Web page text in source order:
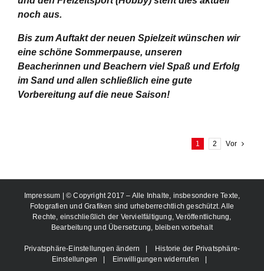
noch aus.
Bis zum Auftakt der neuen Spielzeit wünschen wir
eine schöne Sommerpause, unseren
Beacherinnen und Beachern viel Spaß und Erfolg
im Sand und allen schließlich eine gute
Vorbereitung auf die neue Saison!
1 2 Vor
Impressum
| © Copyright 2017 – Alle Inhalte, insbesondere Texte,
Fotografien und Grafiken sind urheberrechtlich geschützt. Alle
Rechte, einschließlich der Vervielfältigung, Veröffentlichung,
Bearbeitung und Übersetzung, bleiben vorbehalt
Privatsphäre-Einstellungen ändern
Historie der Privatsphäre-
Einstellungen
Einwilligungen widerrufen